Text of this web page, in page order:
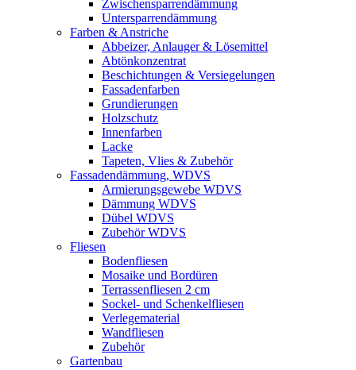
Zwischensparrendämmung
Untersparrendämmung
Farben & Anstriche
Abbeizer, Anlauger & Lösemittel
Abtönkonzentrat
Beschichtungen & Versiegelungen
Fassadenfarben
Grundierungen
Holzschutz
Innenfarben
Lacke
Tapeten, Vlies & Zubehör
Fassadendämmung, WDVS
Armierungsgewebe WDVS
Dämmung WDVS
Dübel WDVS
Zubehör WDVS
Fliesen
Bodenfliesen
Mosaike und Bordüren
Terrassenfliesen 2 cm
Sockel- und Schenkelfliesen
Verlegematerial
Wandfliesen
Zubehör
Gartenbau